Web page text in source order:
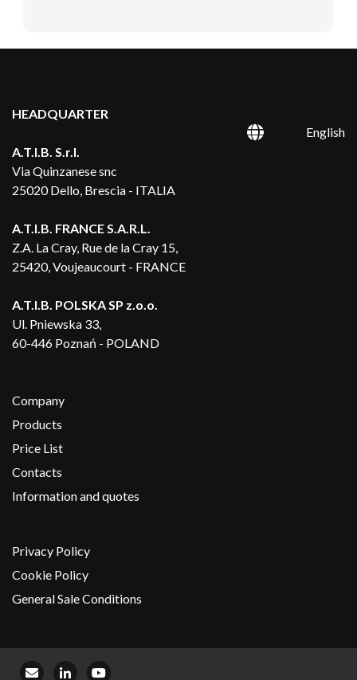
HEADQUARTER
English
A.T.I.B. S.r.l.
Via Quinzanese snc
25020 Dello, Brescia - ITALIA
A.T.I.B. FRANCE S.A.R.L.
Z.A. La Cray, Rue de la Cray 15,
25420, Voujeaucourt - FRANCE
A.T.I.B. POLSKA SP z.o.o.
Ul. Pniewska 33,
60-446 Poznań - POLAND
Company
Products
Price List
Contacts
Information and quotes
Privacy Policy
Cookie Policy
General Sale Conditions